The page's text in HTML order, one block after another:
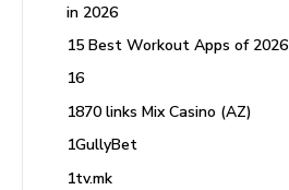
in 2026
15 Best Workout Apps of 2026
16
1870 links Mix Casino (AZ)
1GullyBet
1tv.mk